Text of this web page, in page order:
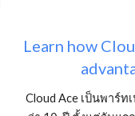
Learn how
Cloud Ace เป็นพาร์ท